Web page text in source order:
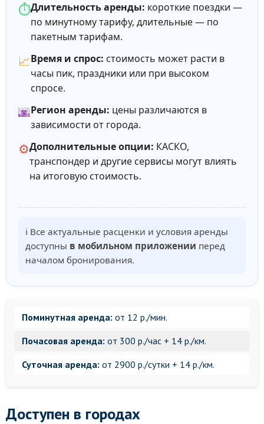
⏱️Длительность аренды: короткие поездки —
по минутному тарифу, длительные — по
пакетным тарифам.
📈Время и спрос: стоимость может расти в
часы пик, праздники или при высоком
спросе.
🌆Регион аренды: цены различаются в
зависимости от города.
⚙️Дополнительные опции: КАСКО,
транспондер и другие сервисы могут влиять
на итоговую стоимость.
ℹ️ Все актуальные расценки и условия аренды
доступны в мобильном приложении перед
началом бронирования.
Поминутная аренда: от 12 р./мин.
Почасовая аренда: от 300 р./час + 14 р./км.
Суточная аренда: от 2900 р./сутки + 14 р./км.
Доступен в городах